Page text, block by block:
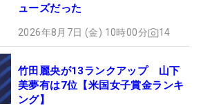
ューズだった
2026年8月7日 (金) 10時00分 14
竹田麗央が13ランクアップ 山下
美夢有は7位【米国女子賞金ランキ
ング】